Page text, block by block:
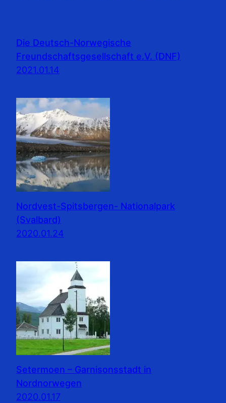
Die Deutsch-Norwegische
Freundschaftsgesellschaft e.V. (DNF)
2021.01.14
Nordvest-Spitsbergen- Nationalpark
(Svalbard)
2020.01.24
Setermoen – Garnisonsstadt in
Nordnorwegen
2020.01.17